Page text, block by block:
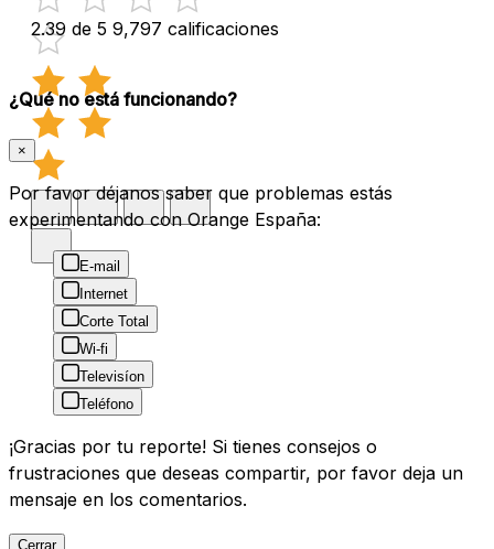
2.39 de 5 9,797 calificaciones
¿Qué no está funcionando?
×
Por favor déjanos saber que problemas estás
experimentando con Orange España:
E-mail
Internet
Corte Total
Wi-fi
Televisíon
Teléfono
¡Gracias por tu reporte! Si tienes consejos o
frustraciones que deseas compartir, por favor deja un
mensaje en los comentarios.
Cerrar